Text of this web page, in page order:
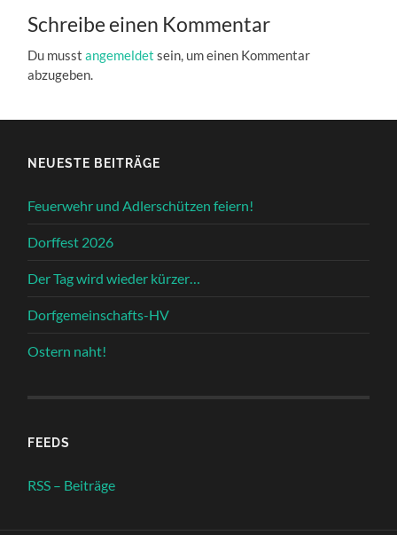
Schreibe einen Kommentar
Du musstangemeldet sein, um einen Kommentar
abzugeben.
NEUESTE BEITRÄGE
Feuerwehr und Adlerschützen feiern!
Dorffest 2026
Der Tag wird wieder kürzer…
Dorfgemeinschafts-HV
Ostern naht!
FEEDS
RSS – Beiträge